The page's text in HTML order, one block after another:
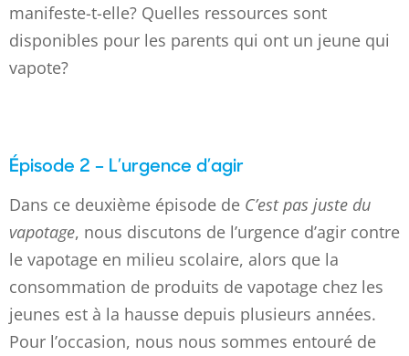
manifeste-t-elle? Quelles ressources sont
disponibles pour les parents qui ont un jeune qui
vapote?
Épisode 2 – L’urgence d’agir
Dans ce deuxième épisode de C’est pas juste du
vapotage, nous discutons de l’urgence d’agir contre
le vapotage en milieu scolaire, alors que la
consommation de produits de vapotage chez les
jeunes est à la hausse depuis plusieurs années.
Pour l’occasion, nous nous sommes entouré de